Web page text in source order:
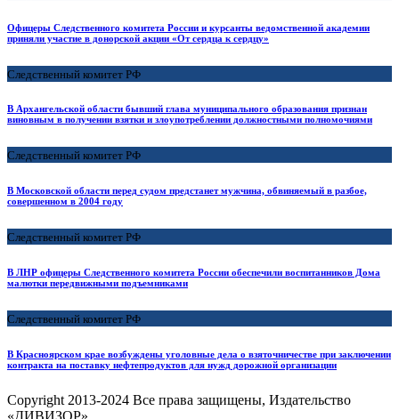
Офицеры Следственного комитета России и курсанты ведомственной академии
приняли участие в донорской акции «От сердца к сердцу»
Следственный комитет РФ
В Архангельской области бывший глава муниципального образования признан
виновным в получении взятки и злоупотреблении должностными полномочиями
Следственный комитет РФ
В Московской области перед судом предстанет мужчина, обвиняемый в разбое,
совершенном в 2004 году
Следственный комитет РФ
В ЛНР офицеры Следственного комитета России обеспечили воспитанников Дома
малютки передвижными подъемниками
Следственный комитет РФ
В Красноярском крае возбуждены уголовные дела о взяточничестве при заключении
контракта на поставку нефтепродуктов для нужд дорожной организации
Copyright 2013-2024 Все права защищены, Издательство